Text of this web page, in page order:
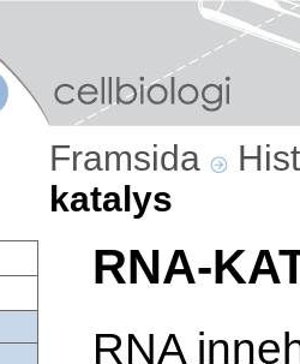
Framsida
katalys
RNA-
RNA